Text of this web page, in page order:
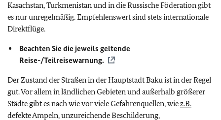
Kasachstan, Turkmenistan und in die Russische Föderation gibt
es nur unregelmäßig. Empfehlenswert sind stets internationale
Direktflüge.
Beachten Sie die jeweils geltende
Reise-/Teilreisewarnung.
Der Zustand der Straßen in der Hauptstadt Baku ist in der Regel
gut. Vor allem in ländlichen Gebieten und außerhalb größerer
Städte gibt es nach wie vor viele Gefahrenquellen, wiez.B.
defekte Ampeln, unzureichende Beschilderung,